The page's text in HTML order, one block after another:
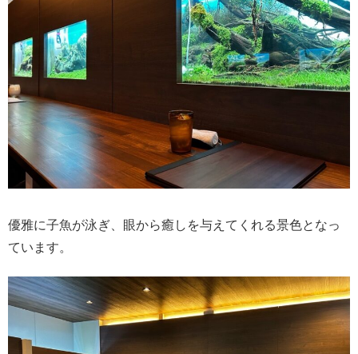
優雅に子魚が泳ぎ、眼から癒しを与えてくれる景色となっ
ています。